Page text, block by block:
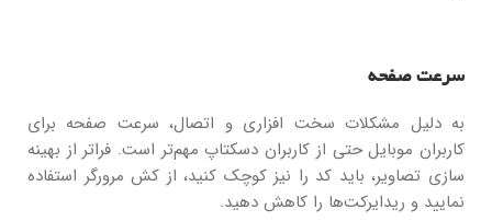
سرعت صفحه
به دلیل مشکلات سخت افزاری و اتصال، سرعت صفحه برای
کاربران موبایل حتی از کاربران دسکتاپ مهم‌تر است. فراتر از بهینه
سازی تصاویر، باید کد را نیز کوچک کنید، از کش مرورگر استفاده
نمایید و ریدایرکت‌ها را کاهش دهید.